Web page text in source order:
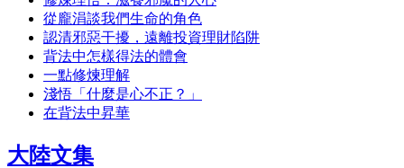
從龐涓談我們生命的角色
認清邪惡干擾，遠離投資理財陷阱
背法中怎樣得法的體會
一點修煉理解
淺悟「什麼是心不正？」
在背法中昇華
大陸文集